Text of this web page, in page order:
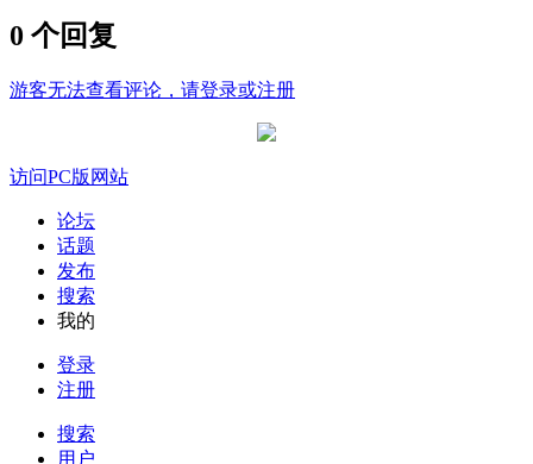
0 个回复
游客无法查看评论，请登录或注册
访问PC版网站
论坛
话题
发布
搜索
我的
登录
注册
搜索
用户